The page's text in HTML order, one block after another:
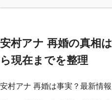
安村アナ 再婚の真相
ら現在までを整理
安村アナ 再婚は事実？最新情